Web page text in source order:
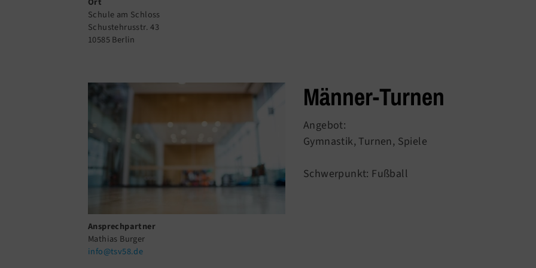
Schule am Schloss
Schustehrusstr. 43
10585 Berlin
Ansprechpartner
Mathias Burger
info@tsv58.de
Männer-Turnen
Angebot:
Gymnastik, Turnen, Spiele
Schwerpunkt: Fußball